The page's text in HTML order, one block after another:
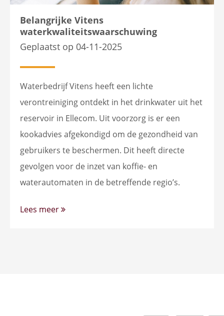
Belangrijke Vitens
waterkwaliteitswaarschuwing
Geplaatst op 04-11-2025
Waterbedrijf Vitens heeft een lichte
verontreiniging ontdekt in het drinkwater uit het
reservoir in Ellecom. Uit voorzorg is er een
kookadvies afgekondigd om de gezondheid van
gebruikers te beschermen. Dit heeft directe
gevolgen voor de inzet van koffie- en
waterautomaten in de betreffende regio’s.
Lees meer